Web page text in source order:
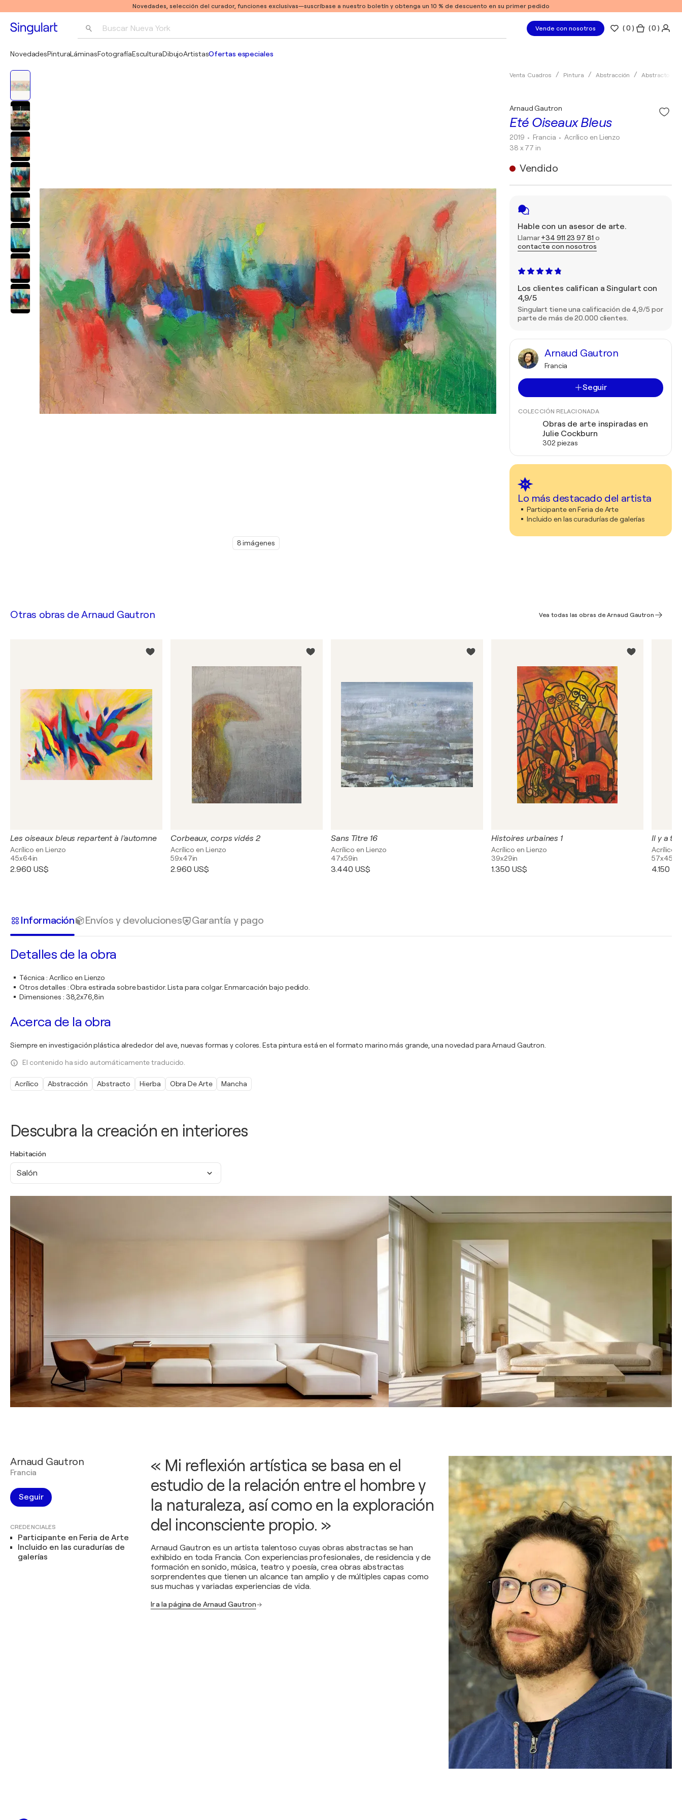
Novedades, selección del curador, funciones exclusivas—suscríbase a nuestro boletín y obtenga un 10 % de descuento en su primer pedido
Buscar Nueva York Vende con nosotros (0 ) ( 0 )
NovedadesPinturaLáminasFotografíaEsculturaDibujoArtistasOfertas especiales
8 imágenes
Venta Cuadros Pintura Abstracción Abstracto
Eté Oiseaux Bleus
Arnaud Gautron
2019 • Francia • Acrílico en Lienzo
38 x 77 in
Vendido
Hable con un asesor de arte.
Llamar+34 911 23 97 81 o
contacte con nosotros
Los clientes califican a Singulart con
4,9/5
Singulart tiene una calificación de 4,9/5 por
parte de más de 20.000 clientes.
Arnaud Gautron
Francia
Seguir
COLECCIÓN RELACIONADA
Obras de arte inspiradas en
Julie Cockburn
302 piezas
Lo más destacado del artista
Participante en Feria de Arte
Incluido en las curadurías de galerías
Descubra la creación en interiores
Habitación
Salón
Otras obras deArnaud Gautron Vea todas las obras de Arnaud Gautron
Les oiseaux bleus repartent à l'automne
Acrílico en Lienzo
45x64in
2.960 US$
Corbeaux, corps vidés 2
Acrílico en Lienzo
59x47in
2.960 US$
Sans Titre 16
Acrílico en Lienzo
47x59in
3.440 US$
Histoires urbaines 1
Acrílico en Lienzo
39x29in
1.350 US$
Il y a
Acrílico
57x45in
4.150
Información Envíos y devoluciones Garantía y pago
Detalles de la obra
Técnica :Acrílico en Lienzo
Otros detalles :Obra estirada sobre bastidor. Lista para colgar. Enmarcación bajo pedido.
Dimensiones : 38,2x76,8in
Acerca de la obra
Siempre en investigación plástica alrededor del ave, nuevas formas y colores. Esta pintura está en el formato marino más grande, una novedad para Arnaud Gautron.
El contenido ha sido automáticamente traducido.
Acrílico Abstracción Abstracto Hierba Obra De Arte Mancha
Arnaud Gautron
Francia
Seguir
CREDENCIALES
Participante en Feria de Arte
Incluido en las curadurías de
galerías
« Mi reflexión artística se basa en el
estudio de la relación entre el hombre y
la naturaleza, así como en la exploración
del inconsciente propio. »
Arnaud Gautron es un artista talentoso cuyas obras abstractas se han
exhibido en toda Francia. Con experiencias profesionales, de residencia y de
formación en sonido, música, teatro y poesía, crea obras abstractas
sorprendentes que tienen un alcance tan amplio y de múltiples capas como
sus muchas y variadas experiencias de vida.
Ir a la página de Arnaud Gautron